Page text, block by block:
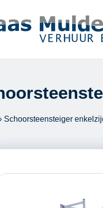
Schoorsteensteiger